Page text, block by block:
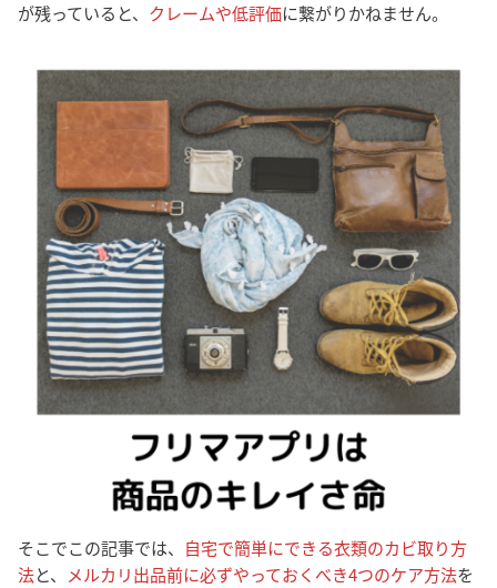
が残っていると、 クレームや低評価に繋がりかねません。
そこでこの記事では、 自宅で簡単にできる衣類のカビ取り方
法と、 メルカリ出品前に必ずやっておくべき4つのケア方法を